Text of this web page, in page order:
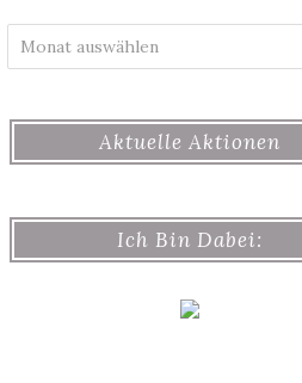
Aktuelle Aktionen
Ich Bin Dabei: